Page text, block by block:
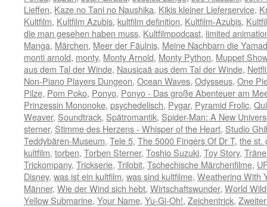
Lieffen, Kaze no Tani no Naushika, Kikis kleiner Lieferservice,
Kultfilm, Kultfilm Azubis, kultfilm definition, Kultfilm-Azubis,
die man gesehen haben muss, Kultfilmpodcast, limited
Manga, Märchen, Meer der Fäulnis, Meine Nachbarn die
monti arnold, monty, Monty Arnold, Monty Python, Muppet Show
aus dem Tal der Winde, Nausicaä aus dem Tal der Winde,
Non-Piano Players Dungeon, Ocean Waves, Odysseus, One
Pilze, Pom Poko, Ponyo, Ponyo - Das große Abenteuer am
Prinzessin Mononoke, psychedelisch, Pygar, Pyramid Frolic,
Weaver, Soundtrack, Spätromantik, Spider-Man: A New
sterner, Stimme des Herzens - Whisper of the Heart, Studio
Teddybären-Museum, Tele 5, The 5000 Fingers Of Dr T, the st.
kultfilm, torben, Torben Sterner, Toshio Suzuki, Toy Story,
Trickompany, Trickserie, Trilobit, Tschechische Märchenfilme,
Disney, was ist ein kultfilm, was sind kultfilme, Weathering With
Männer, Wie der Wind sich hebt, Wirtschaftswunder, World
Yellow Submarine, Your Name, Yu-Gi-Oh!, Zeichentrick,